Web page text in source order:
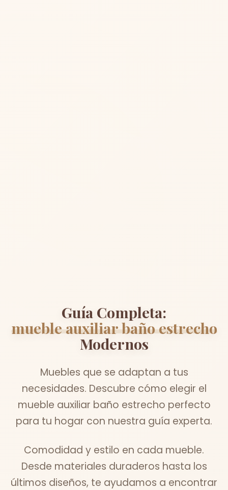
Guía Completa:
mueble auxiliar baño estrecho
Modernos
Muebles que se adaptan a tus
necesidades. Descubre cómo elegir el
mueble auxiliar baño estrecho perfecto
para tu hogar con nuestra guía experta.
Comodidad y estilo en cada mueble.
Desde materiales duraderos hasta los
últimos diseños, te ayudamos a encontrar